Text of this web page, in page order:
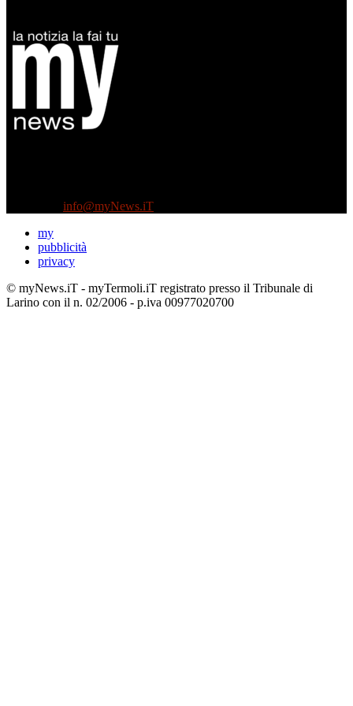
info@myNews.iT
my
pubblicità
privacy
© myNews.iT - myTermoli.iT registrato presso il Tribunale di
Larino con il n. 02/2006 - p.iva 00977020700